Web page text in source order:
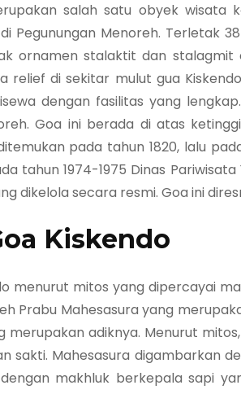
salah satu obyek wisata
Pegunungan Menoreh. Terletak
ornamen stalaktit dan stalagmit
di sekitar mulut gua
dengan fasilitas yang
Goa ini berada di atas
pada tahun 1820, lalu
tahun 1974-1975 Dinas
dikelola secara resmi. Goa ini
Kiskendo
menurut mitos yang dipercayai
Prabu Mahesasura yang
merupakan adiknya. Menurut
sakti. Mahesasura digambarkan
makhluk berkepala sapi